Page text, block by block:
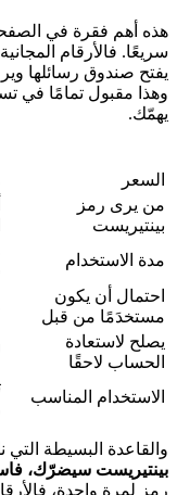
هذه أهم فقرة في
سريعًا. فالأرقام
يفتح صندوق رسائلها
وهذا مقبول تمامًا في
يهمّك.
السعر
من يرى رمز
بينتيريست
مدة الاستخدام
احتمال أن يكون
مستخدَمًا من قبل
يصلح لاستعادة
الحساب لاحقًا
الاستخدام المناسب
والقاعدة البسيطة
بينتيريست سيضرّك،
رمز لمرة واحدة،